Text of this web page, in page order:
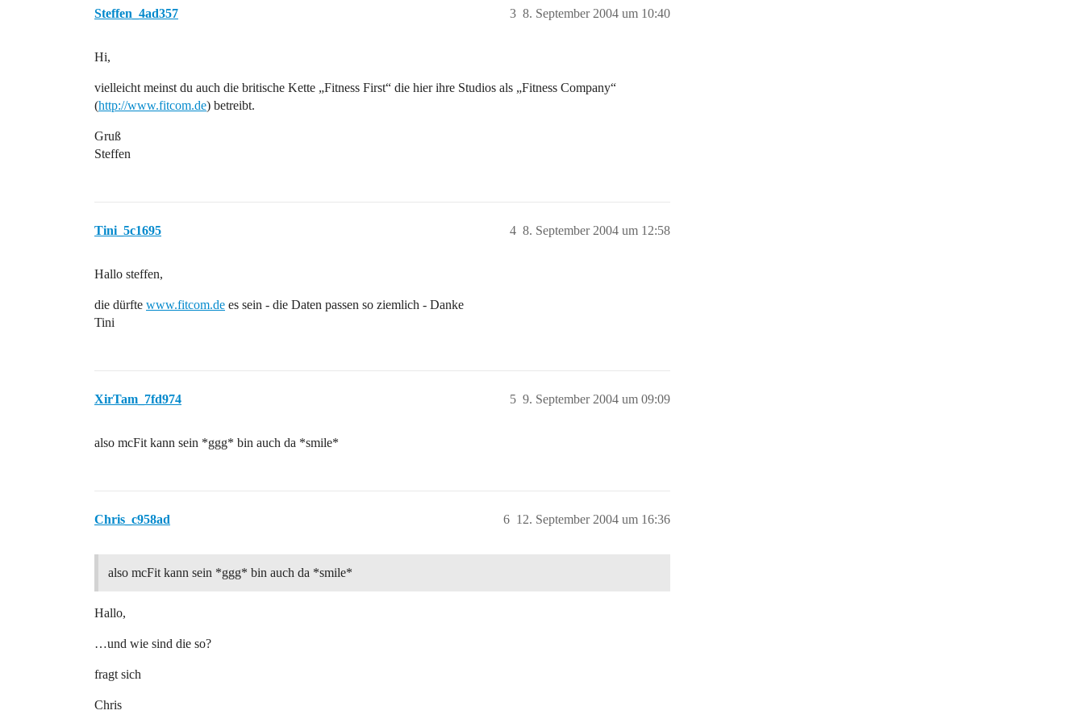
Steffen_4ad357 8. September 2004 um 10:40
3
Hi,
vielleicht meinst du auch die britische Kette „Fitness First“ die hier ihre Studios als „Fitness Company“
(http://www.fitcom.de) betreibt.
Gruß
Steffen
Tini_5c1695 8. September 2004 um 12:58
4
Hallo steffen,
die dürfte www.fitcom.de es sein - die Daten passen so ziemlich - Danke
Tini
XirTam_7fd974 9. September 2004 um 09:09
5
also mcFit kann sein *ggg* bin auch da *smile*
Chris_c958ad 12. September 2004 um 16:36
6
also mcFit kann sein *ggg* bin auch da *smile*
Hallo,
…und wie sind die so?
fragt sich
Chris